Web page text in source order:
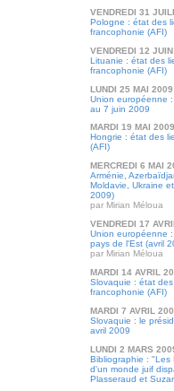
VENDREDI 31
Pologne : état des
francophonie (AFI)
VENDREDI 12
Lituanie : état des
francophonie (AFI)
LUNDI 25 MAI 2009
Union européenne
au 7 juin 2009
MARDI 19 MAI 2009
Hongrie : état des
(AFI)
MERCREDI 6 MAI
Arménie,
Moldavie, Ukraine
2009)
par Mirian Méloua
VENDREDI 17
Union européenne
pays de l'Est (avril
par Mirian Méloua
MARDI 14 AVRIL
Slovaquie : état
francophonie (AFI)
MARDI 7 AVRIL
Slovaquie : le
avril 2009
LUNDI 2 MARS
Bibliographie : "Les
d'un monde juif
Plasseraud et